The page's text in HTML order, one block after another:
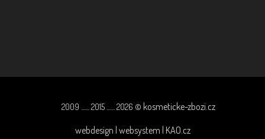
2009 ....... 2015 ....... 2026 © kosmeticke-zbozi.cz
webdesign | websystem | KAO.cz